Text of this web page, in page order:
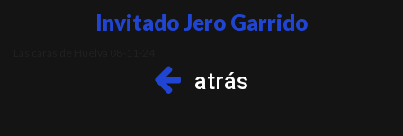
Invitado Jero Garrido
atrás